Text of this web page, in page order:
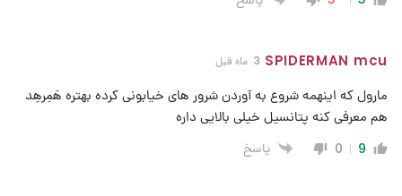
SPIDERMAN mcu 3 ماه قبل
مارول که اینهمه شروع به آوردن شرور های خیابونی کرده بهتره هَمِرهِد
هم معرفی کنه پتانسیل خیلی بالایی داره
9
0 پاسخ